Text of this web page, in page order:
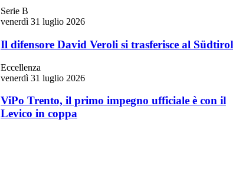
Serie B
venerdì 31 luglio 2026
Il difensore David Veroli si trasferisce al Südtirol
Eccellenza
venerdì 31 luglio 2026
ViPo Trento, il primo impegno ufficiale è con il
Levico in coppa